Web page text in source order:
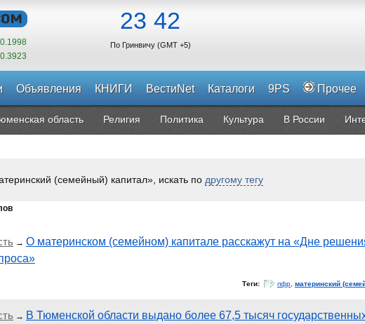
23 42
По Гринвичу (GMT +5)
Объявления КНИГИ ВестиNet Каталоги 9PS Прочее
область Религия Политика Культура В России
(семейный) капитал», искать по другому тегу
→ О материнском (семейном) капитале расскажут на «Дне
Теги: пфр материнский
→ В Тюменской области выдано более 67,5 тысяч